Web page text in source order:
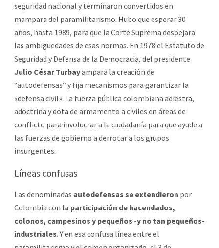
seguridad nacional y terminaron convertidos en
mampara del paramilitarismo. Hubo que esperar 30
años, hasta 1989, para que la Corte Suprema despejara
las ambigüedades de esas normas. En 1978 el Estatuto de
Seguridad y Defensa de la Democracia, del presidente
Julio César Turbayampara la creación de
“autodefensas” y fija mecanismos para garantizar la
«defensa civil». La fuerza pública colombiana adiestra,
adoctrina y dota de armamento a civiles en áreas de
conflicto para involucrar a la ciudadanía para que ayude a
las fuerzas de gobierno a derrotar a los grupos
insurgentes.
Líneas confusas
Las denominadas autodefensas se extendieron por
Colombia con la participación de hacendados,
colonos, campesinos y pequeños -y no tan pequeños-
industriales. Y en esa confusa línea entre el